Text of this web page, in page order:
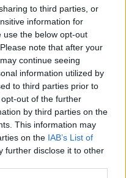
to third parties, or
information for
use the below opt-out
note that after your
continue seeing
information utilized by
to third parties prior to
out of the further
by third parties on the
This information may
on the IAB’s List of
further disclose it to other
το OLAFAQ
News